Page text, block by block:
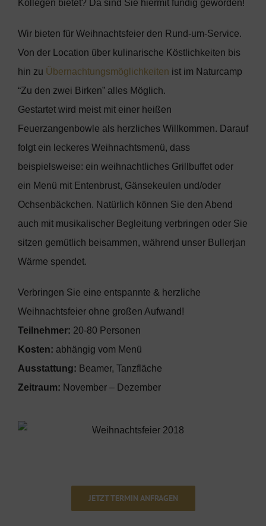
Kollegen bietet? Da sind Sie hiermit fündig geworden!
Wir bieten für Weihnachtsfeier den Rund-um-Service.
Von der Location über kulinarische Köstlichkeiten bis
hin zu Übernachtungsmöglichkeiten ist im Naturcamp
“Zu den zwei Birken” alles Möglich.
Gestartet wird meist mit einer heißen
Feuerzangenbowle als herzliches Willkommen. Darauf
folgt ein leckeres Weihnachtsmenü, dass
beispielsweise: ein weihnachtliches Grillbuffet oder
ein Menü mit Entenbrust, Gänsekeulen und/oder
Ochsenbäckchen. Natürlich können Sie den Abend
auch mit musikalischer Begleitung verbringen oder Sie
sitzen gemütlich beisammen, während unser Bullerjan
Wärme spendet.
Verbringen Sie eine entspannte & herzliche
Weihnachtsfeier ohne großen Aufwand!
Teilnehmer: 20-80 Personen
Kosten: abhängig vom Menü
Ausstattung: Beamer, Tanzfläche
Zeitraum: November – Dezember
JETZT TERMIN ANFRAGEN